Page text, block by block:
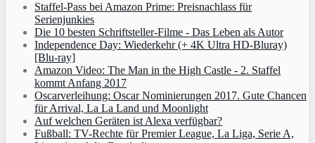
Staffel-Pass bei Amazon Prime: Preisnachlass für
Serienjunkies
Die 10 besten Schriftsteller-Filme - Das Leben als Autor
Independence Day: Wiederkehr (+ 4K Ultra HD-Bluray)
[Blu-ray]
Amazon Video: The Man in the High Castle - 2. Staffel
kommt Anfang 2017
Oscarverleihung: Oscar Nominierungen 2017. Gute Chancen
für Arrival, La La Land und Moonlight
Auf welchen Geräten ist Alexa verfügbar?
Fußball: TV-Rechte für Premier League, La Liga, Serie A,